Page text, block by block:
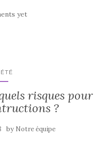
yet
risques pour
?
by Notre équipe